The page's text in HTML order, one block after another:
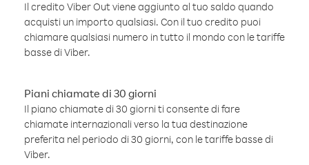
Il credito Viber Out viene aggiunto al tuo saldo quando
acquisti un importo qualsiasi. Con il tuo credito puoi
chiamare qualsiasi numero in tutto il mondo con le tariffe
basse di Viber.
Piani chiamate di 30 giorni
Il piano chiamate di 30 giorni ti consente di fare
chiamate internazionali verso la tua destinazione
preferita nel periodo di 30 giorni, con le tariffe basse di
Viber.